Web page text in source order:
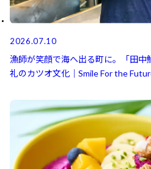
2026.07.10
漁師が笑顔で海へ出る町に。「田中
礼のカツオ文化｜Smile For the